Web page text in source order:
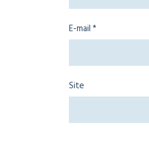
E-mail*
Site